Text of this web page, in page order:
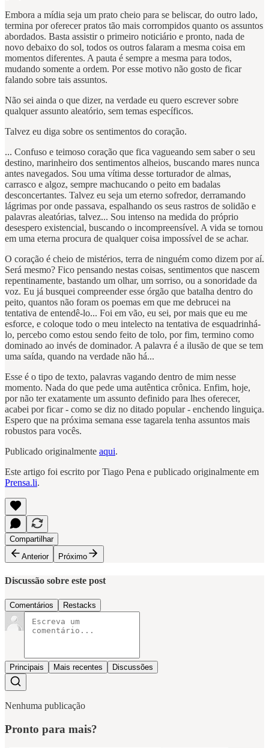
Embora a mídia seja um prato cheio para se beliscar, do outro lado,
termina por oferecer pratos tão mais corrompidos quanto os assuntos
abordados. Basta assistir o primeiro noticiário e pronto, nada de
novo debaixo do sol, todos os outros falaram a mesma coisa em
momentos diferentes. A pauta é sempre a mesma para todos,
mudando somente a ordem. Por esse motivo não gosto de ficar
falando sobre tais assuntos.
Não sei ainda o que dizer, na verdade eu quero escrever sobre
qualquer assunto aleatório, sem temas específicos.
Talvez eu diga sobre os sentimentos do coração.
... Confuso e teimoso coração que fica vagueando sem saber o seu
destino, marinheiro dos sentimentos alheios, buscando mares nunca
antes navegados. Sou uma vítima desse torturador de almas,
carrasco e algoz, sempre machucando o peito em badalas
desconcertantes. Talvez eu seja um eterno sofredor, derramando
lágrimas por onde passava, espalhando os seus rastros de solidão e
palavras aleatórias, talvez... Sou intenso na medida do próprio
desespero existencial, buscando o incompreensível. A vida se tornou
em uma eterna procura de qualquer coisa impossível de se achar.
O coração é cheio de mistérios, terra de ninguém como dizem por aí.
Será mesmo? Fico pensando nestas coisas, sentimentos que nascem
repentinamente, bastando um olhar, um sorriso, ou a sonoridade da
voz. Eu já busquei compreender esse órgão que batalha dentro do
peito, quantos não foram os poemas em que me debrucei na
tentativa de entendê-lo... Foi em vão, eu sei, por mais que eu me
esforce, e coloque todo o meu intelecto na tentativa de esquadrinhá-
lo, percebo como estou sendo feito de tolo, por fim, termino como
dominado ao invés de dominador. A palavra é a ilusão de que se tem
uma saída, quando na verdade não há...
Esse é o tipo de texto, palavras vagando dentro de mim nesse
momento. Nada do que pede uma autêntica crônica. Enfim, hoje,
por não ter exatamente um assunto definido para lhes oferecer,
acabei por ficar - como se diz no ditado popular - enchendo linguiça.
Espero que na próxima semana esse tagarela tenha assuntos mais
robustos para vocês.
Publicado originalmente aqui.
Este artigo foi escrito por Tiago Pena e publicado originalmente em
Prensa.li.
Compartilhar
Anterior
Próximo
Discussão sobre este post
Comentários Restacks
Principais Mais recentes Discussões
Nenhuma publicação
Pronto para mais?